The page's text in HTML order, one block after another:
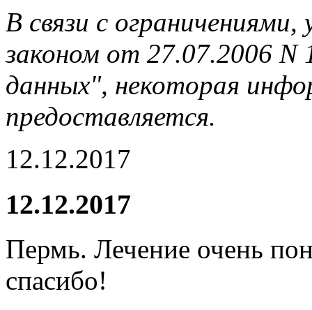
В связи с
законом от 27.07.2006
данных", некоторая
предоставляется.
12.12.2017
12.12.2017
Пермь. Лечение очень
спасибо!